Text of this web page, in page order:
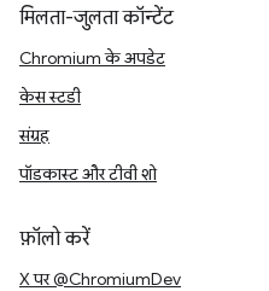
मिलता-जुलता कॉन्टेंट
Chromium के अपडेट
केस स्टडी
संग्रह
पॉडकास्ट और टीवी शो
फ़ॉलो करें
X पर @ChromiumDev